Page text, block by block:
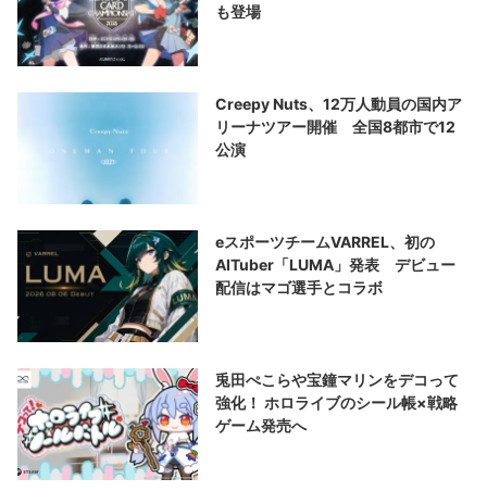
も登場
Creepy Nuts、12万人動員の国内ア
リーナツアー開催 全国8都市で12
公演
eスポーツチームVARREL、初の
AITuber「LUMA」発表 デビュー
配信はマゴ選手とコラボ
兎田ぺこらや宝鐘マリンをデコって
強化！ ホロライブのシール帳×戦略
ゲーム発売へ